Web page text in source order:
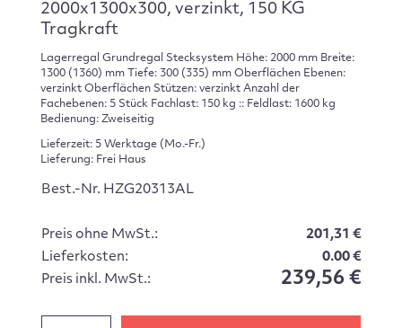
2000x1300x300, verzinkt, 150 KG
Tragkraft
Lagerregal Grundregal Stecksystem Höhe: 2000 mm Breite:
1300 (1360) mm Tiefe: 300 (335) mm Oberflächen Ebenen:
verzinkt Oberflächen Stützen: verzinkt Anzahl der
Fachebenen: 5 Stück Fachlast: 150 kg :: Feldlast: 1600 kg
Bedienung: Zweiseitig
Lieferzeit: 5 Werktage (Mo.-Fr.)
Lieferung: Frei Haus
Best.-Nr. HZG20313AL
Preis ohne MwSt.:
201,31 €
Lieferkosten:
0.00 €
Preis inkl. MwSt.:
239,56 €